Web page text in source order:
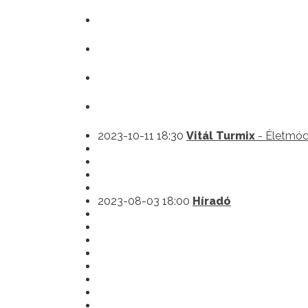
2023-10-11 18:30 Vitál Turmix -
2023-08-03 18:00 Híradó